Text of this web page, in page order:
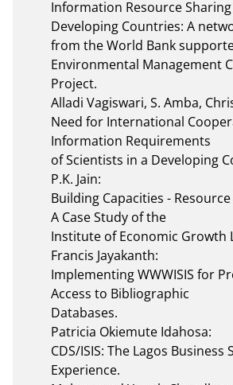
Information Resource
Developing Countries: A
from the World Bank
Environmental Management
Project.
Alladi Vagiswari, S. Amba,
Need for International
Information Requirements
of Scientists in a Developing
P.K. Jain:
Building Capacities -
A Case Study of the
Institute of Economic Growth
Francis Jayakanth:
Implementing WWWISIS for
Access to Bibliographic
Databases.
Patricia Okiemute Idahosa:
CDS/ISIS: The Lagos Business
Experience.